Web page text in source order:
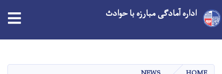
اداره آمادگی مبارزه با حوادث